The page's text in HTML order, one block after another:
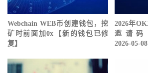
Webchain WEB币创建钱包，挖
矿时前面加0x【新的钱包已修
复】
2026年
邀请码
2026-05-08